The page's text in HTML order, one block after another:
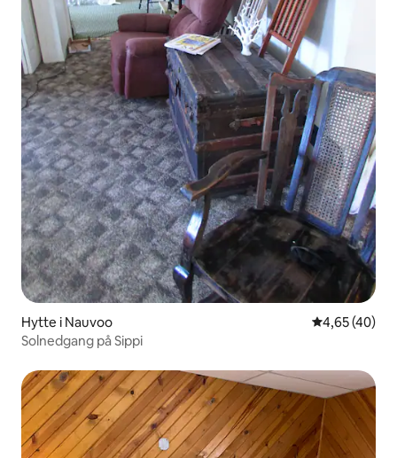
Hytte i Nauvoo 4,65 ud af 5 i
4,65 (40)
Solnedgang på Sippi